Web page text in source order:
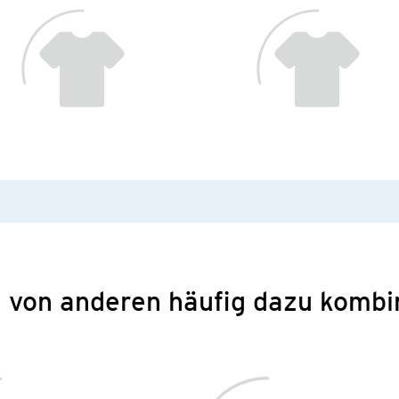
von anderen häufig dazu